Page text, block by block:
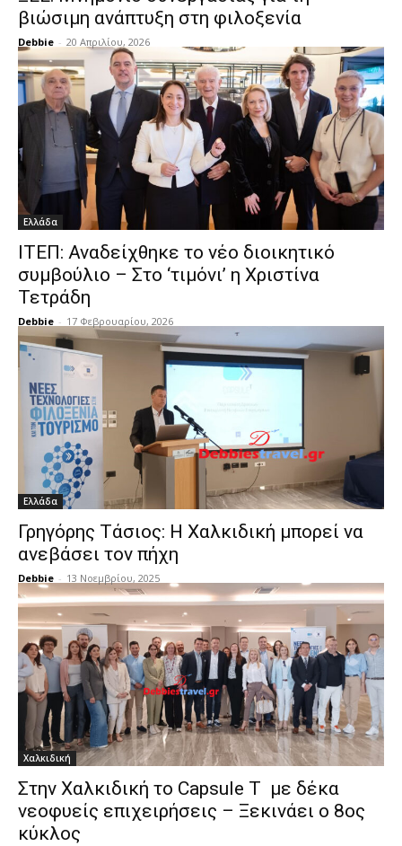
βιώσιμη ανάπτυξη στη φιλοξενία
Debbie - 20 Απριλίου, 2026
Ελλάδα
ΙΤΕΠ: Αναδείχθηκε το νέο διοικητικό
συμβούλιο – Στο ‘τιμόνι’ η Χριστίνα
Τετράδη
Debbie - 17 Φεβρουαρίου, 2026
Ελλάδα
Γρηγόρης Τάσιος: Η Χαλκιδική μπορεί να
ανεβάσει τον πήχη
Debbie - 13 Νοεμβρίου, 2025
Χαλκιδική
Στην Χαλκιδική το Capsule T με δέκα
νεοφυείς επιχειρήσεις – Ξεκινάει ο 8ος
κύκλος